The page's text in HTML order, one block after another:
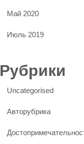
Май 2020
Июль 2019
Рубрики
Uncategorised
Авторубрика